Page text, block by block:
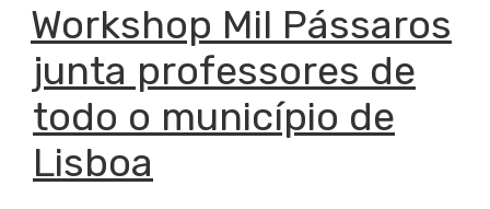
EM
Workshop Mil Pássaros
junta professores de
todo o município de
Lisboa